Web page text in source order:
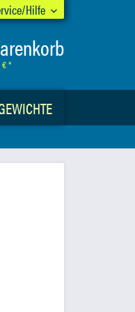
Hilfe
*